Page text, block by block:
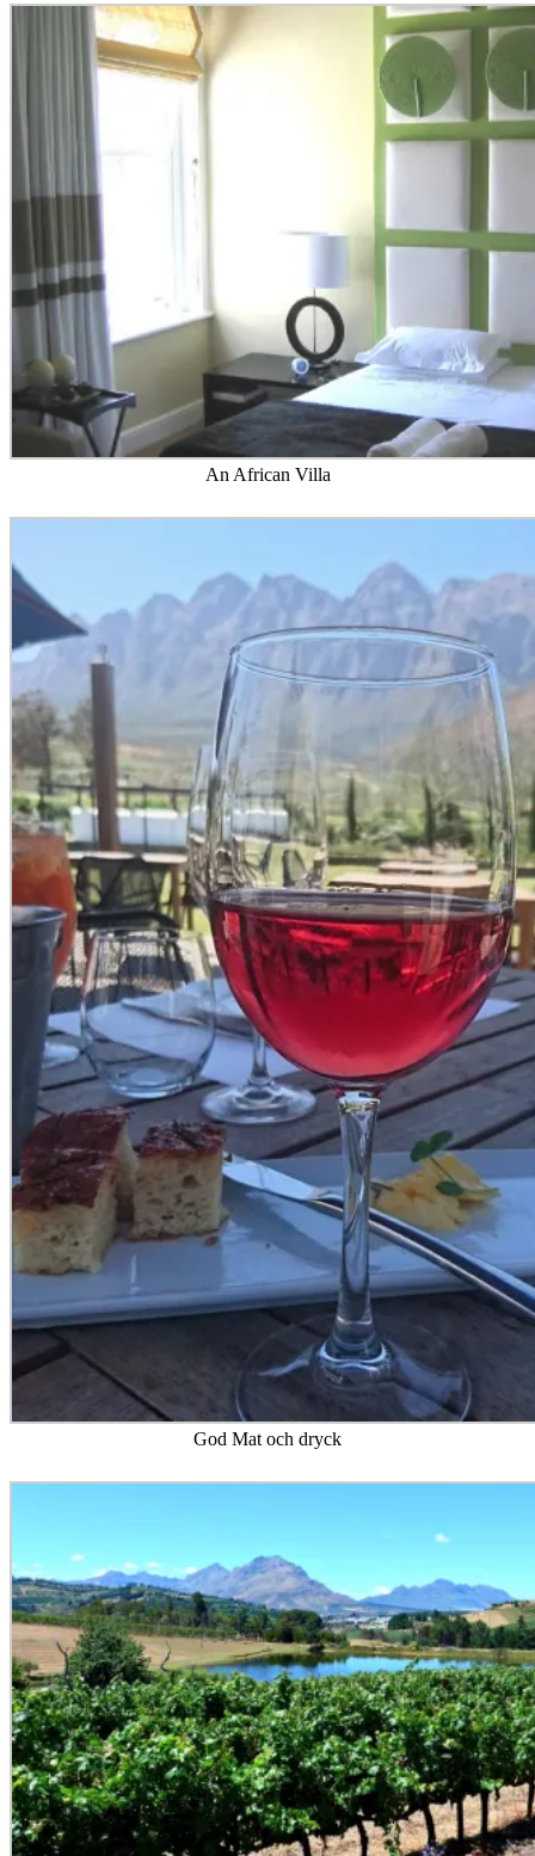
An African Villa
God Mat och dryck